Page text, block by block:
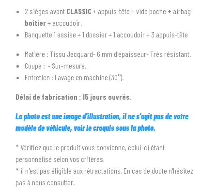
2SÉLECTIONNEZ LA MARQUE DE VOTRE VÉHICULE
Toutes les marques
PRÉCISEZ LE MODÈLE
Tous les modèles
2 sièges avant CLASSIC + appuis-tête + vide poche + airbag
boîtier+ accoudoir.
Banquette 1 assise + 1 dossier + 1 accoudoir + 3 appuis-tête
Matière : Tissu Jacquard- 6 mm d'épaisseur- Très résistant.
Coupe : - Sur-mesure.
Entretien : Lavage en machine (30°).
Délai de fabrication : 15 jours ouvrés.
La photo est une image d'illustration, il ne s'agit pas de votre
modèle de véhicule, voir le croquis sous la photo.
* Vérifiez que le produit vous convienne, celui-ci étant
personnalisé selon vos critères,
* il n'est pas éligible aux rétractations. En cas de doute n'hésitez
pas à nous consulter.